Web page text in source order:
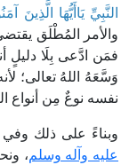
النَّبِيِّ يَاأَيُّهَا الَّذِينَ
والأمر المُطْلَق
فمَن ادَّعى بِلَا
وَسَّعَهُ اللهُ تعالى؛
نفسه نوعٌ مِن أنواع
وبناءً على ذلك
عليه وآله وسلم،